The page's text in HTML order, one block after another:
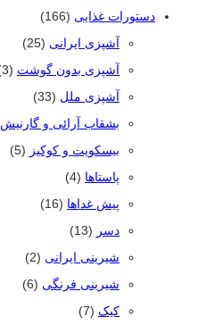
دستورات غذایی (166)
آشپزی ایرانی (25)
آشپزی بدون گوشت (3)
آشپزی ملل (33)
بشقاب آرائی و گارنیش
بیسکویت و کوکیز (5)
پاستاها (4)
پیش غداها (16)
دسر (13)
شیرینی ایرانی (2)
شیرینی فرنگی (6)
کیک (7)